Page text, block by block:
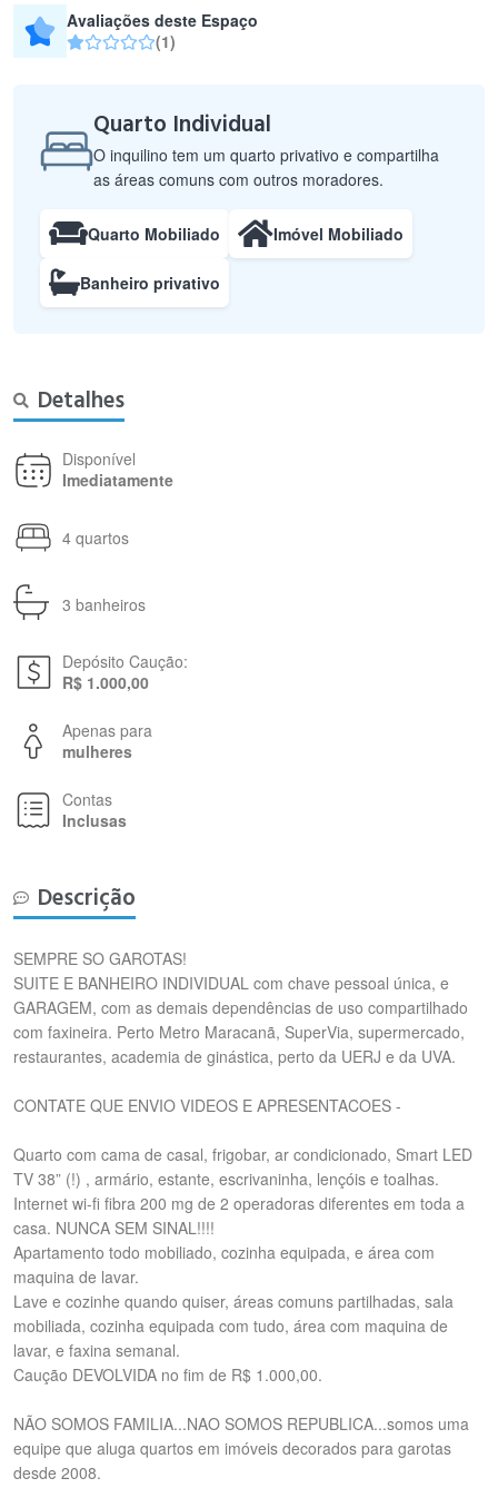
Avaliações deste Espaço
(1)
Quarto Individual
O inquilino tem um quarto privativo e compartilha
as áreas comuns com outros moradores.
Quarto Mobiliado Imóvel Mobiliado
Banheiro privativo
Detalhes
Disponível
Imediatamente
4 quartos
3 banheiros
Depósito Caução:
R$ 1.000,00
Apenas para
mulheres
Contas
Inclusas
Descrição
SEMPRE SO GAROTAS!
SUITE E BANHEIRO INDIVIDUAL com chave pessoal única, e
GARAGEM, com as demais dependências de uso compartilhado
com faxineira. Perto Metro Maracanã, SuperVia, supermercado,
restaurantes, academia de ginástica, perto da UERJ e da UVA.
CONTATE QUE ENVIO VIDEOS E APRESENTACOES -
Quarto com cama de casal, frigobar, ar condicionado, Smart LED
TV 38” (!) , armário, estante, escrivaninha, lençóis e toalhas.
Internet wi-fi fibra 200 mg de 2 operadoras diferentes em toda a
casa. NUNCA SEM SINAL!!!!
Apartamento todo mobiliado, cozinha equipada, e área com
maquina de lavar.
Lave e cozinhe quando quiser, áreas comuns partilhadas, sala
mobiliada, cozinha equipada com tudo, área com maquina de
lavar, e faxina semanal.
Caução DEVOLVIDA no fim de R$ 1.000,00.
NÃO SOMOS FAMILIA...NAO SOMOS REPUBLICA...somos uma
equipe que aluga quartos em imóveis decorados para garotas
desde 2008.